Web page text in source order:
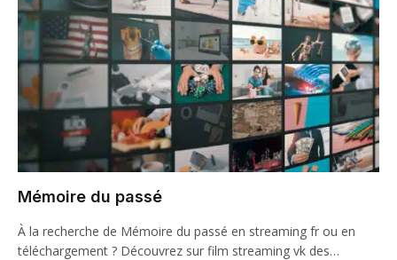
Mémoire du passé
À la recherche de Mémoire du passé en streaming fr ou en
téléchargement ? Découvrez sur film streaming vk des…